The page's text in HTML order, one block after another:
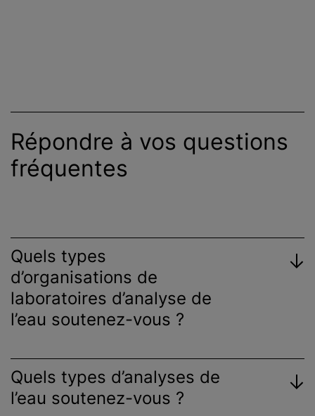
Répondre à vos questions
fréquentes
Quels types
d’organisations de
laboratoires d’analyse de
l’eau soutenez-vous ?
Quels types d’analyses de
l’eau soutenez-vous ?